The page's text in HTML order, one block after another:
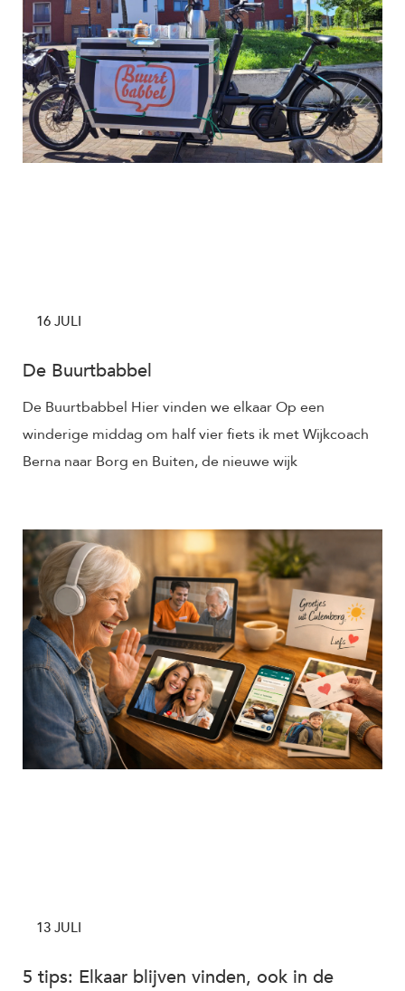
De Buurtbabbel
16 JULI
De Buurtbabbel Hier vinden we elkaar Op een
winderige middag om half vier fiets ik met Wijkcoach
Berna naar Borg en Buiten, de nieuwe wijk
5 tips: Elkaar blijven vinden, ook in de
13 JULI